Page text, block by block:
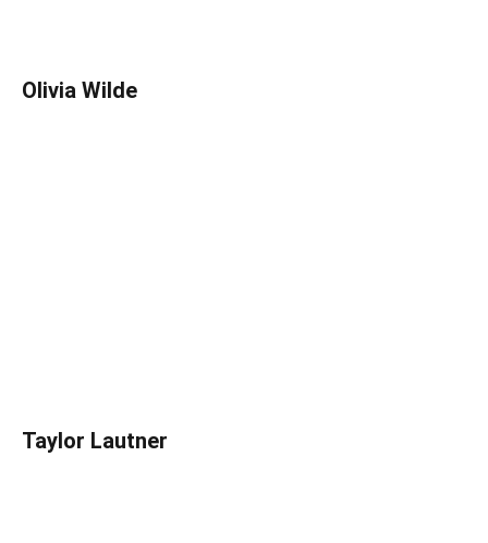
Olivia Wilde
Taylor Lautner